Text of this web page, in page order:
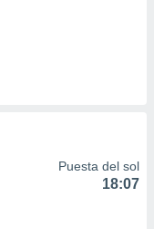
Puesta del sol
18:07